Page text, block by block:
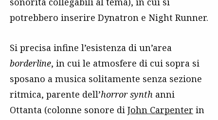
potrebbero inserire Dynatron e Night Runner.
Si precisa infine l’esistenza di un’area
borderline, in cui le atmosfere di cui sopra si
sposano a musica solitamente senza sezione
ritmica, parente dell’horror synth anni
Ottanta (colonne sonore di John Carpenter in